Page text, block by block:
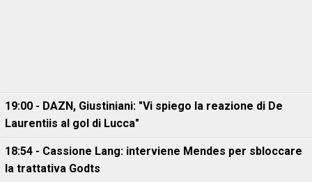
19:00 - DAZN, Giustiniani: "Vi spiego la reazione di De
Laurentiis al gol di Lucca"
18:54 - Cassione Lang: interviene Mendes per sbloccare
la trattativa Godts